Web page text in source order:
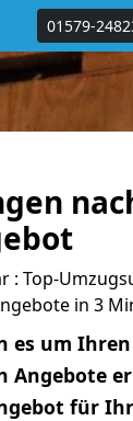
01579-
: Top-
in 3
es um
Angebote
für